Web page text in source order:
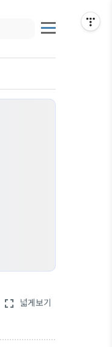
fullscreen 넓게보기